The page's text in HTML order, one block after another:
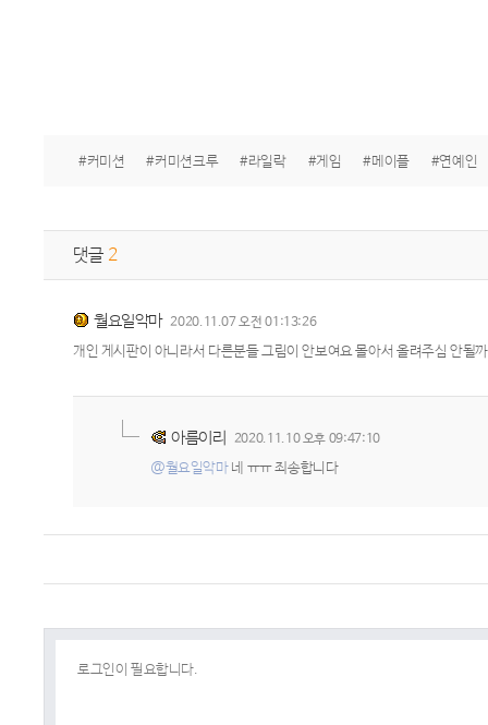
#커미션 #커미션크루 #라일락 #게임 #메이플 #연예인
댓글 2
월요일악마 2020.11.07 오전 01:13:26
개인 게시판이 아니라서 다른분들 그림이 안보여요 몰아서 올려주심 안
아름이리 2020.11.10 오후 09:47:10
@월요일악마네 ㅠㅠ 죄송합니다